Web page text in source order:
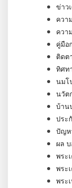
ข่าว
ควา
ควา
คู่มือ
ติดต
ทิศท
นมโ
นวัต
บ้าน
ประ
ปัญห
ผล
พระ
พระ
พระ